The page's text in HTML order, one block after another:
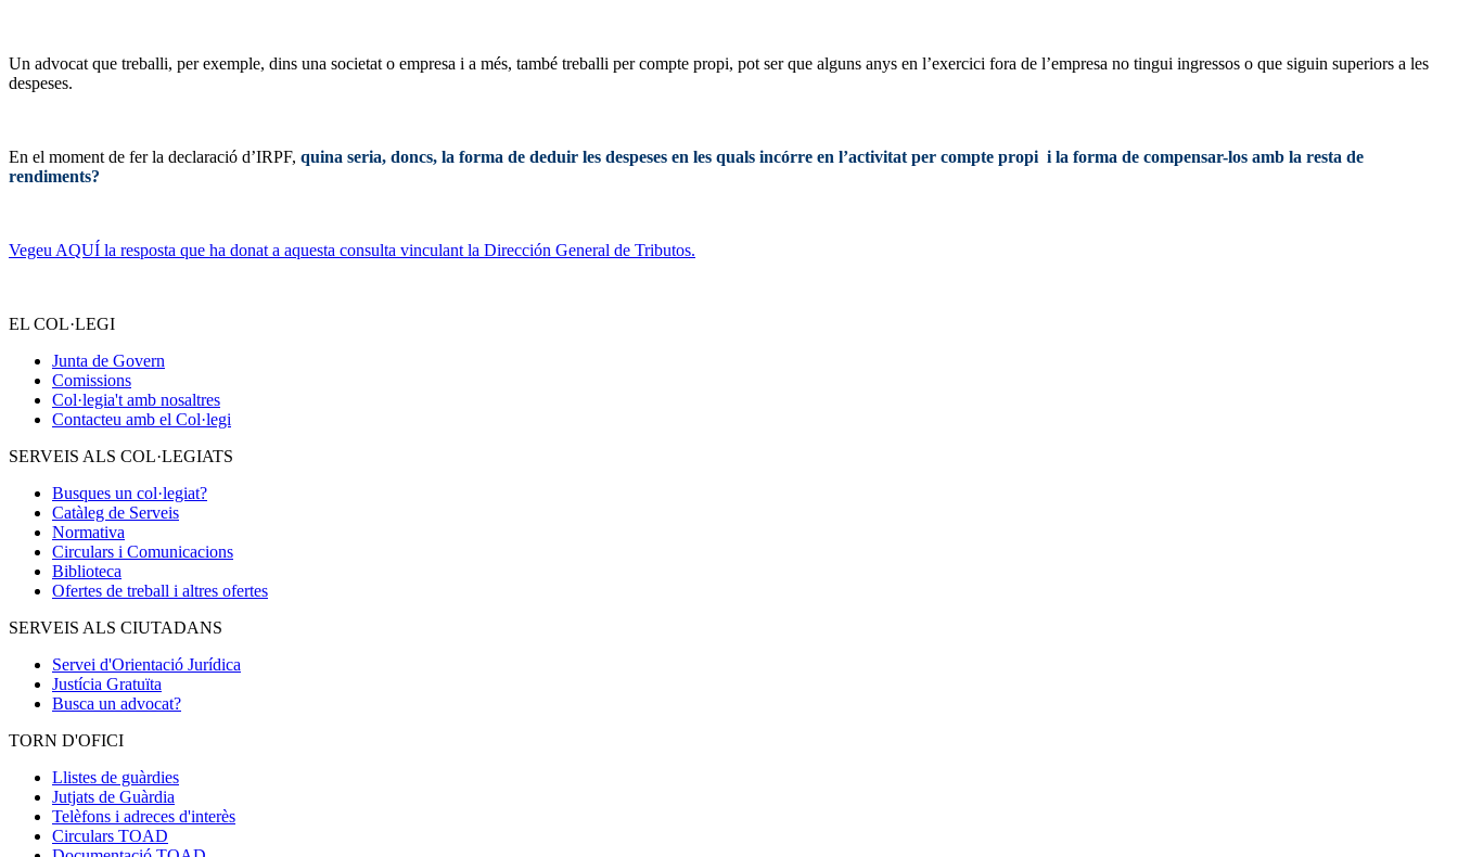
Un advocat que treballi, per exemple, dins una societat o empresa i a més, també treballi per compte propi, pot ser que alguns anys en l’exercici fora de l’empresa no tingui ingressos o que siguin superiors a les
despeses.
En el moment de fer la declaració d’IRPF, quina seria, doncs, la forma de deduir les despeses en les quals incórre en l’activitat per compte propi i la forma de compensar-los amb la resta de
rendiments?
Vegeu AQUÍ la resposta que ha donat a aquesta consulta vinculant la Dirección General de Tributos.
EL COL·LEGI
Junta de Govern
Comissions
Col·legia't amb nosaltres
Contacteu amb el Col·legi
SERVEIS ALS COL·LEGIATS
Busques un col·legiat?
Catàleg de Serveis
Normativa
Circulars i Comunicacions
Biblioteca
Ofertes de treball i altres ofertes
SERVEIS ALS CIUTADANS
Servei d'Orientació Jurídica
Justícia Gratuïta
Busca un advocat?
TORN D'OFICI
Llistes de guàrdies
Jutjats de Guàrdia
Telèfons i adreces d'interès
Circulars TOAD